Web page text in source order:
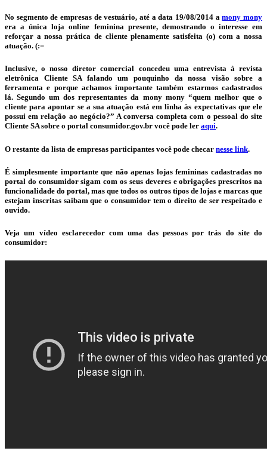
No segmento de empresas de vestuário, até a data 19/08/2014 amony mony
era a única loja online feminina presente, demostrando o interesse em
reforçar a nossa prática de cliente plenamente satisfeita (o) com a nossa
atuação. (:=
Inclusive, o nosso diretor comercial concedeu uma entrevista à revista
eletrônica Cliente SA falando um pouquinho da nossa visão sobre a
ferramenta e porque achamos importante também estarmos cadastrados
lá. Segundo um dos representantes da mony mony “quem melhor que o
cliente para apontar se a sua atuação está em linha às expectativas que ele
possui em relação ao negócio?” A conversa completa com o pessoal do site
Cliente SA sobre o portal consumidor.gov.br você pode ler aqui.
O restante da lista de empresas participantes você pode checar nesse link.
É simplesmente importante que não apenas lojas femininas cadastradas no
portal do consumidor sigam com os seus deveres e obrigações prescritos na
funcionalidade do portal, mas que todos os outros tipos de lojas e marcas que
estejam inscritas saibam que o consumidor tem o direito de ser respeitado e
ouvido.
Veja um vídeo esclarecedor com uma das pessoas por trás do site do
consumidor: